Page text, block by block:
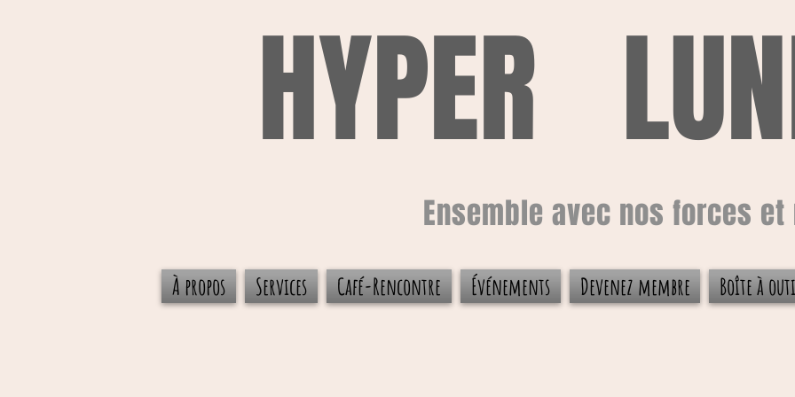
HYPER
Ensemble avec nos forces
À propos Services Café-Rencontre Événements Devenez membre Boîte à